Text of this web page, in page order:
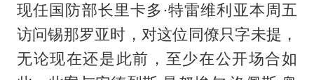
现任国防部长里卡多·特雷维利亚本周五
访问锡那罗亚时，对这位同僚只字未提，
无论现在还是此前，至少在公开场合如